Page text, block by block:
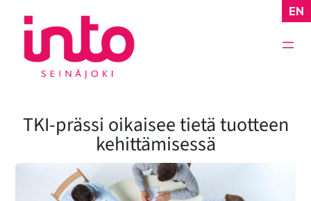
sisältöön
EN
TKI-prässi oikaisee tietä tuotteen
kehittämisessä